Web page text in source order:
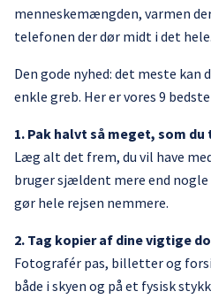
menneskemængden, varmen
telefonen der dør midt i det hele.
Den gode nyhed: det meste kan
enkle greb. Her er vores 9
1. Pak halvt så meget, som du
Læg alt det frem, du vil have
bruger sjældent mere end
gør hele rejsen nemmere.
2. Tag kopier af dine vigtige
Fotografér pas, billetter og
både i skyen og på et fysisk